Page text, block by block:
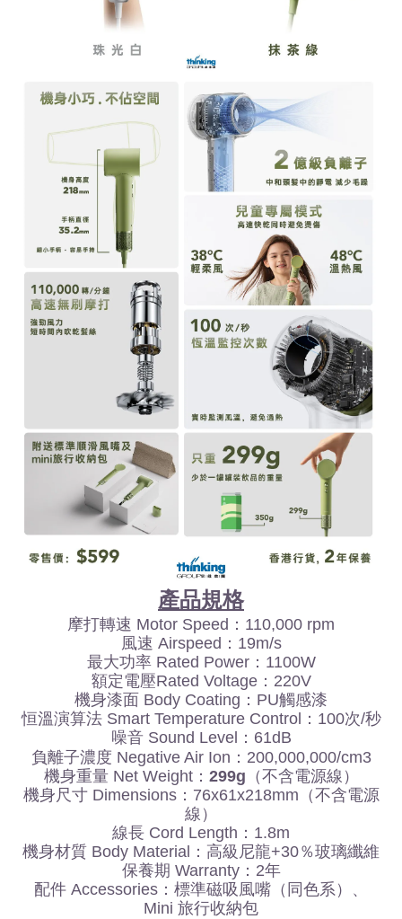
產品規格
摩打轉速 Motor Speed ： 110,000 rpm
風速 Airspeed ： 19m/s
最大功率 Rated Power： 1100W
額定電壓Rated Voltage： 220V
機身漆面 Body Coating ： PU觸感漆
恒溫演算法Smart Temperature Control ： 100次/秒
噪音Sound Level ： 61dB
負離子濃度 Negative Air Ion ： 200,000,000/cm3
機身重量 Net Weight： 299g （不含電源線）
機身尺寸 Dimensions： 76x61x218mm （不含電源
線）
線長 Cord Length ： 1.8m
機身材質 Body Material ：高級尼龍+30％玻璃纖維
保養期 Warranty： 2年
配件 Accessories ：標準磁吸風嘴（同色系）、
Mini 旅行收納包